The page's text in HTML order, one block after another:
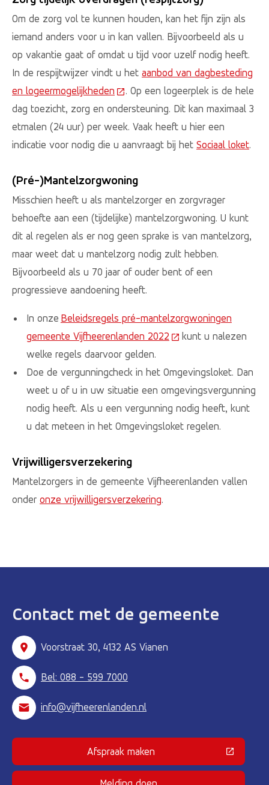
Om de zorg vol te kunnen houden, kan het fijn zijn als
iemand anders voor u in kan vallen. Bijvoorbeeld als u
op vakantie gaat of omdat u tijd voor uzelf nodig heeft.
In de respijtwijzer vindt u het aanbod van dagbesteding
en logeermogelijkheden (Deze link gaat naar een externe
. Op een logeerplek is de hele
dag toezicht, zorg en ondersteuning. Dit kan maximaal 3
etmalen (24 uur) per week. Vaak heeft u hier een
indicatie voor nodig die u aanvraagt bij het Sociaal loket.
(Pré-)Mantelzorgwoning
Misschien heeft u als mantelzorger en zorgvrager
behoefte aan een (tijdelijke) mantelzorgwoning. U kunt
dit al regelen als er nog geen sprake is van mantelzorg,
maar weet dat u mantelzorg nodig zult hebben.
Bijvoorbeeld als u 70 jaar of ouder bent of een
progressieve aandoening heeft.
In onze Beleidsregels pré-mantelzorgwoningen
gemeente Vijfheerenlanden 2022 (Deze link gaat naar
kunt u nalezen
welke regels daarvoor gelden.
Doe de vergunningcheck in het Omgevingsloket. Dan
weet u of u in uw situatie een omgevingsvergunning
nodig heeft. Als u een vergunning nodig heeft, kunt
u dat meteen in het Omgevingsloket regelen.
Vrijwilligersverzekering
Mantelzorgers in de gemeente Vijfheerenlanden vallen
onder onze vrijwilligersverzekering.
Contact met de gemeente
Voorstraat 30, 4132 AS Vianen
Bel: 088 - 599 7000
info@vijfheerenlanden.nl
Afspraak maken(Deze link gaat naar een externe